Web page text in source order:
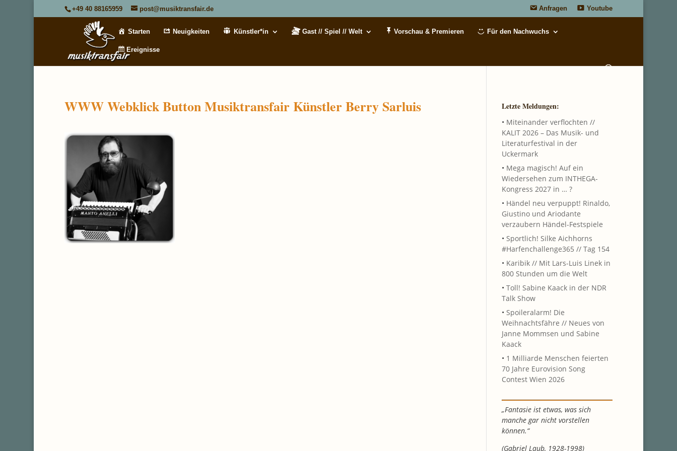
+49 40 88165959 post@musiktransfair.de Anfragen Youtube
Starten Neuigkeiten Künstler*in Gast // Spiel // Welt Vorschau & Premieren Für den Nachwuchs
Ereignisse
WWW Webklick Button Musiktransfair Künstler Berry Sarluis Letzte Meldungen:
• Miteinander verflochten //
KALIT 2026 – Das Musik- und
Literaturfestival in der
Uckermark
• Mega magisch! Auf ein
Wiedersehen zum INTHEGA-
Kongress 2027 in … ?
• Händel neu verpuppt! Rinaldo,
Giustino und Ariodante
verzaubern Händel-Festspiele
• Sportlich! Silke Aichhorns
#Harfenchallenge365 // Tag 154
• Karibik // Mit Lars-Luis Linek in
800 Stunden um die Welt
• Toll! Sabine Kaack in der NDR
Talk Show
• Spoileralarm! Die
Weihnachtsfähre // Neues von
Janne Mommsen und Sabine
Kaack
• 1 Milliarde Menschen feierten
70 Jahre Eurovision Song
Contest Wien 2026
„Fantasie ist etwas, was sich
manche gar nicht vorstellen
können.“
(Gabriel Laub, 1928-1998)